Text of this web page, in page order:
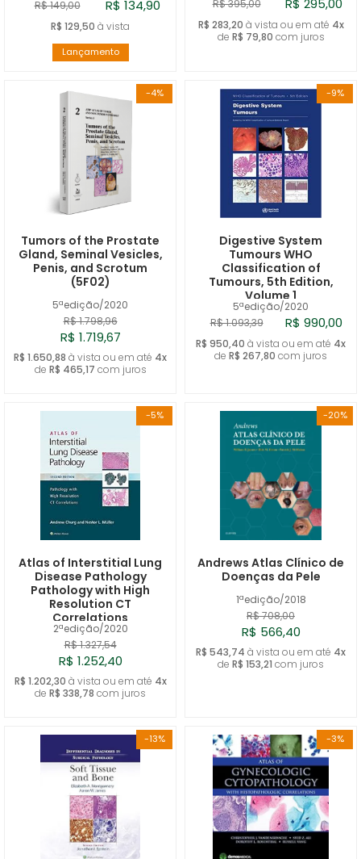
R$ 149,00 R$ 134,90
R$ 129,50 à vista
Lançamento
R$ 395,00 R$ 295,00
R$ 283,20 à vista ou em até 4x
de R$ 79,80 com juros
-4%
5ªedição/2020
Tumors of the Prostate
Gland, Seminal Vesicles,
Penis, and Scrotum
(5F02)
R$ 1.798,96
R$ 1.719,67
R$ 1.650,88 à vista ou em até 4x
de R$ 465,17 com juros
-9%
5ªedição/2020
Digestive System
Tumours WHO
Classification of
Tumours, 5th Edition,
Volume 1
R$ 1.093,39 R$ 990,00
R$ 950,40 à vista ou em até 4x
de R$ 267,80 com juros
-5%
2ªedição/2020
Atlas of Interstitial Lung
Disease Pathology
Pathology with High
Resolution CT
Correlations
R$ 1.327,54
R$ 1.252,40
R$ 1.202,30 à vista ou em até 4x
de R$ 338,78 com juros
-20%
1ªedição/2018
Andrews Atlas Clínico de
Doenças da Pele
R$ 708,00
R$ 566,40
R$ 543,74 à vista ou em até 4x
de R$ 153,21 com juros
-13% -3%